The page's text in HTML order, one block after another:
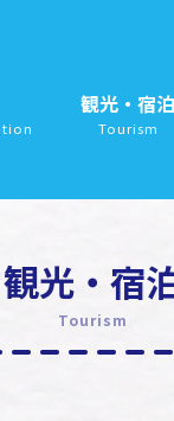
観光・宿泊
Tourism
観光・宿
Tourism